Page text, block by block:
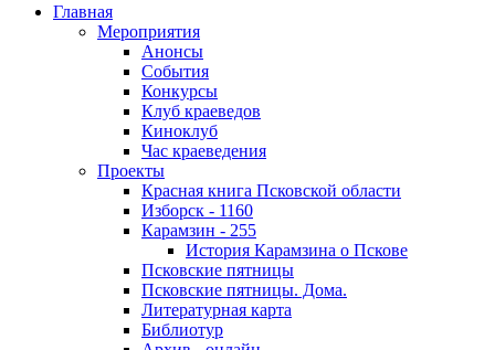
Главная
Мероприятия
Анонсы
События
Конкурсы
Клуб краеведов
Киноклуб
Час краеведения
Проекты
Красная книга Псковской области
Изборск - 1160
Карамзин - 255
История Карамзина о Пскове
Псковские пятницы
Псковские пятницы. Дома.
Литературная карта
Библиотур